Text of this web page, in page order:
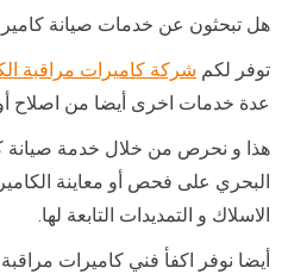
هل تبحثون عن خدمات صيانة
توفر لكم شركة كاميرات مراقبة
عدة خدمات اخرى أيضا من اصلاح
هذا و نحرص من خلال خدمة صيانة
البحري على فحص أو معاينة
الاسلاك و التمديدات التابعة لها.
أيضا نوفر اكفأ فني كاميرات